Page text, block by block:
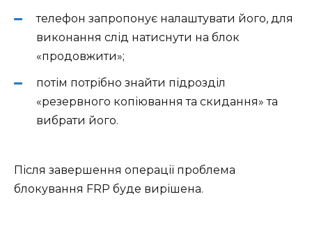
телефон запропонує налаштувати його, для
виконання слід натиснути на блок
«продовжити»;
потім потрібно знайти підрозділ
«резервного копіювання та скидання» та
вибрати його.
Після завершення операції проблема
блокування FRP буде вирішена.